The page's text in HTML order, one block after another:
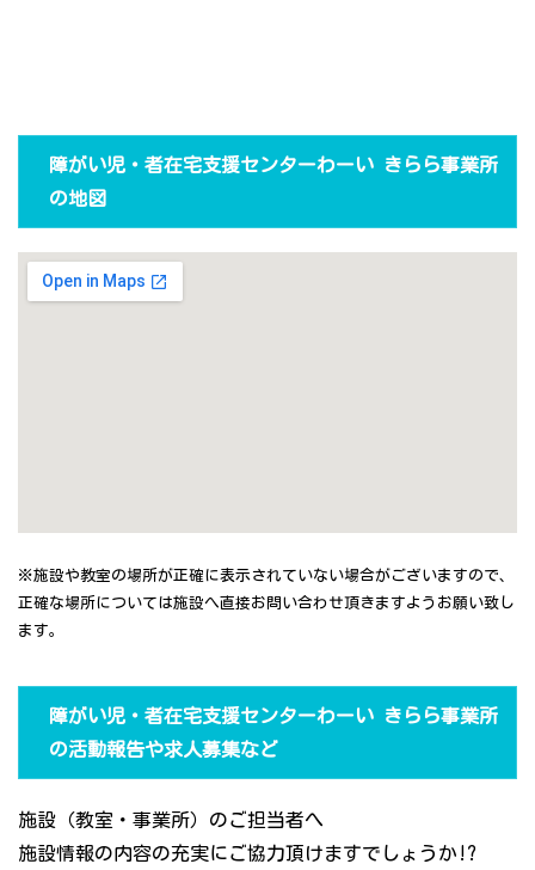
障がい児・者在宅支援センターわーい きらら事業所
の地図
※施設や教室の場所が正確に表示されていない場合がございますので、
正確な場所については施設へ直接お問い合わせ頂きますようお願い致し
ます。
障がい児・者在宅支援センターわーい きらら事業所
の活動報告や求人募集など
施設（教室・事業所）のご担当者へ
施設情報の内容の充実にご協力頂けますでしょうか!?